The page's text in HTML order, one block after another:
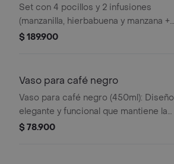
Set con 4 pocillos y 2 infusiones
(manzanilla, hierbabuena y manzana +
mora y arándanos) en 12 tisanas c/u.
$ 189.900
Vaso para café negro
Vaso para café negro (450ml): Diseño
elegante y funcional que mantiene la
temperatura de tu café por más
$ 78.900